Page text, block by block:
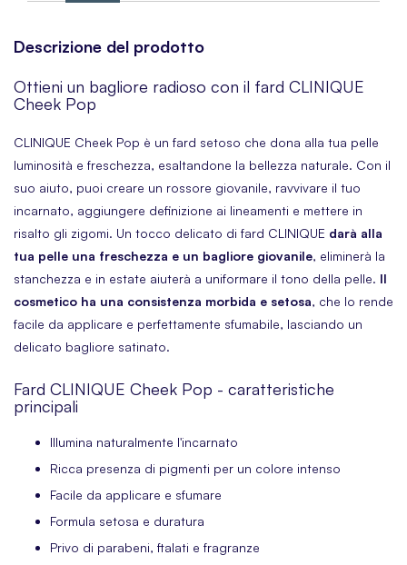
Descrizione del prodotto
Ottieni un bagliore radioso con il fard CLINIQUE
Cheek Pop
CLINIQUE Cheek Pop è un fard setoso che dona alla tua pelle
luminosità e freschezza, esaltandone la bellezza naturale. Con il
suo aiuto, puoi creare un rossore giovanile, ravvivare il tuo
incarnato, aggiungere definizione ai lineamenti e mettere in
risalto gli zigomi. Un tocco delicato di fard CLINIQUE darà alla
tua pelle una freschezza e un bagliore giovanile, eliminerà la
stanchezza e in estate aiuterà a uniformare il tono della pelle. Il
cosmetico ha una consistenza morbida e setosa, che lo rende
facile da applicare e perfettamente sfumabile, lasciando un
delicato bagliore satinato.
Fard CLINIQUE Cheek Pop - caratteristiche
principali
Illumina naturalmente l'incarnato
Ricca presenza di pigmenti per un colore intenso
Facile da applicare e sfumare
Formula setosa e duratura
Privo di parabeni, ftalati e fragranze